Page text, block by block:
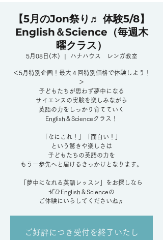
【5月のJon祭り♬ 体験5/8】
English＆Science（毎週木
曜クラス）
5月08日(木)
  |
ハナハウス レンガ教室
＜5月特別企画！最大４回特別価格で体験しよう！
＞
子どもたちが思わず夢中になる
サイエンスの実験を楽しみながら
英語の力をしっかり育てていく
English＆Scienceクラス！
「なにこれ！」「面白い！」
という驚きや楽しさは
子どもたちの英語の力を
もう一歩先へと届けるきっかけとなります。
「夢中になれる英語レッスン」をお探しなら
ぜひEnglish＆Scienceの
ご体験にいらしてくださいね♬
ご好評につき受付を終了いたし